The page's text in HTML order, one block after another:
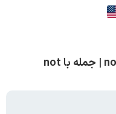
معنی not playing with a full deck | جمله با not